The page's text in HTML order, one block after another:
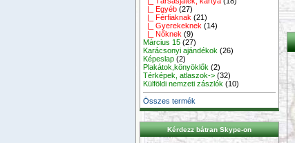
|_ Egyéb (27)
|_ Férfiaknak (21)
|_ Gyerekeknek (14)
|_ Nőknek (9)
Március 15 (27)
Karácsonyi ajándékok (26)
Képeslap (2)
Plakátok,könyöklők (2)
Térképek, atlaszok-> (32)
Külföldi nemzeti zászlók (10)
Összes termék
Kérdezz bátran Skype-on